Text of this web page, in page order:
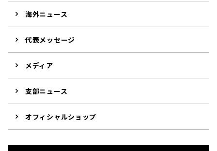
海外ニュース
代表メッセージ
メディア
支部ニュース
オフィシャルショップ